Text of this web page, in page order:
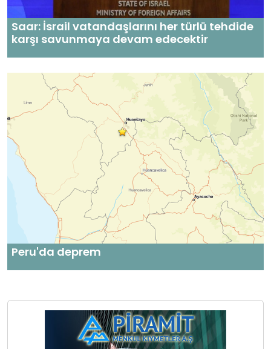
Saar: İsrail vatandaşlarını her türlü tehdide
karşı savunmaya devam edecektir
Peru'da deprem